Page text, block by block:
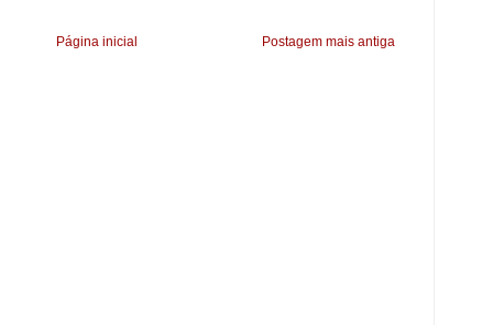
Postagem mais antiga
Página inicial